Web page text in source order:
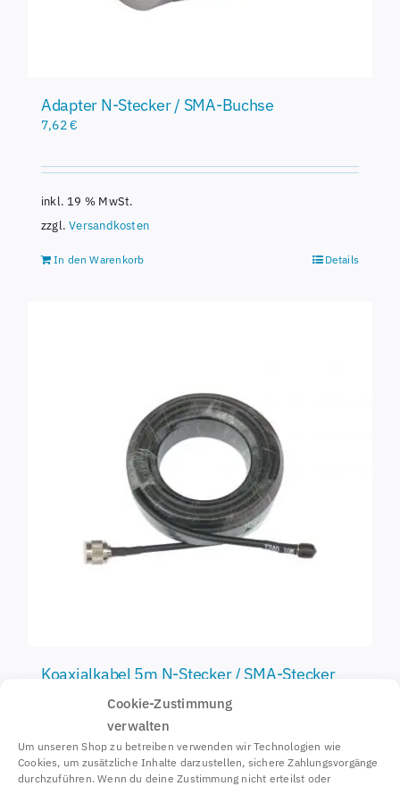
Cookie-Zustimmung
verwalten
Um unseren Shop zu betreiben verwenden wir Technologien wie
Cookies, um zusätzliche Inhalte darzustellen, sichere Zahlungsvorgänge
durchzuführen. Wenn du deine Zustimmung nicht erteilst oder
Adapter N-Stecker / SMA-Buchse
7,62€
inkl. 19 % MwSt.
zzgl.Versandkosten
In den Warenkorb Details
Koaxialkabel 5m N-Stecker / SMA-Stecker
inkl. 19 % MwSt.